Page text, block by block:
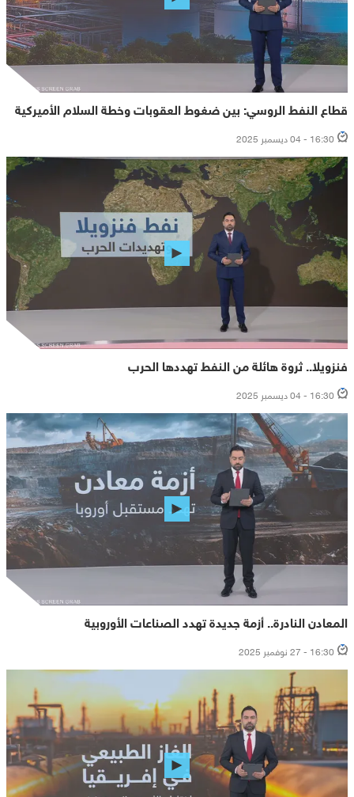
قطاع النفط الروسي: بين ضغوط العقوبات وخطة السلام الأميركية
16:30 - 04 ديسمبر 2025
فنزويلا.. ثروة هائلة من النفط تهددها الحرب
16:30 - 04 ديسمبر 2025
المعادن النادرة.. أزمة جديدة تهدد الصناعات الأوروبية
16:30 - 27 نوفمبر 2025